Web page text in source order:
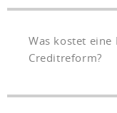
Was kostet
Creditreform?